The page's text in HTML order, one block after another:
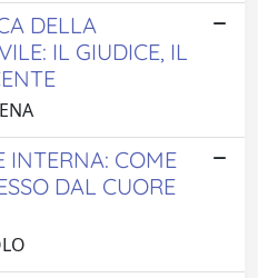
DELLA
IL GIUDICE, IL
INTERNA: COME
DAL CUORE